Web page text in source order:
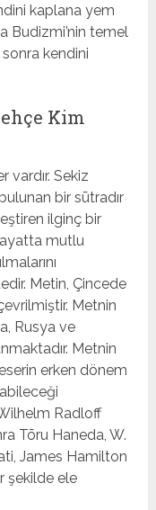
kaplana yem
Budizmi’nin temel
sonra kendini
Kim
vardır. Sekiz
bir sūtradır
ilginç bir
mutlu
Metin, Çincede
Metnin
Rusya ve
Metnin
erken dönem
Radloff
Tōru Haneda, W.
James Hamilton
şekilde ele